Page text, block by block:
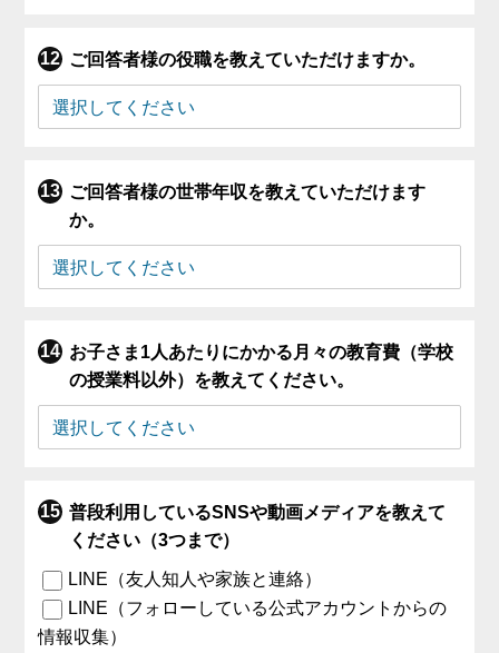
ご回答者様の役職を教えていただけますか。
ご回答者様の世帯年収を教えていただけます
か。
お子さま1人あたりにかかる月々の教育費（学校
の授業料以外）を教えてください。
普段利用しているSNSや動画メディアを教えて
ください（3つまで）
LINE（友人知人や家族と連絡）
LINE（フォローしている公式アカウントからの
情報収集）